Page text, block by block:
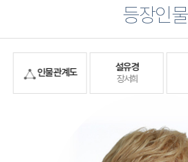
등장인물
인물 관계도 설유경
장서희